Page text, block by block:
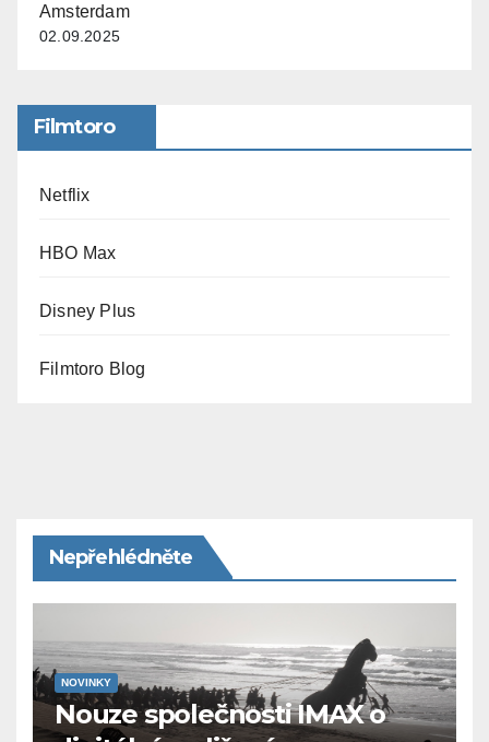
Amsterdam
02.09.2025
Filmtoro
Netflix
HBO Max
Disney Plus
Filmtoro Blog
Nepřehlédněte
NOVINKY
Nouze společnosti IMAX o